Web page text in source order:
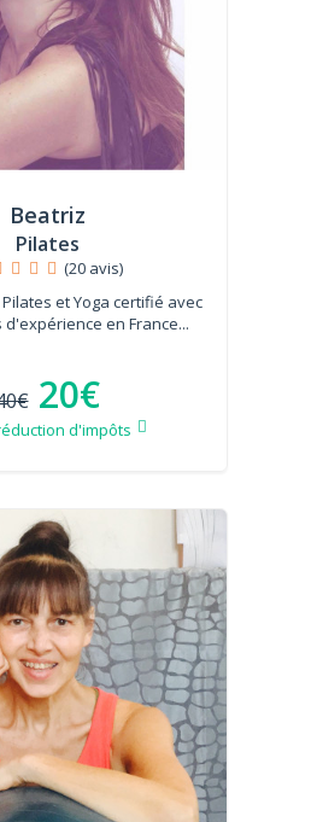
Beatriz
Pilates
(20 avis)
et Yoga certifié avec
d'expérience en France...
20€
d'impôts